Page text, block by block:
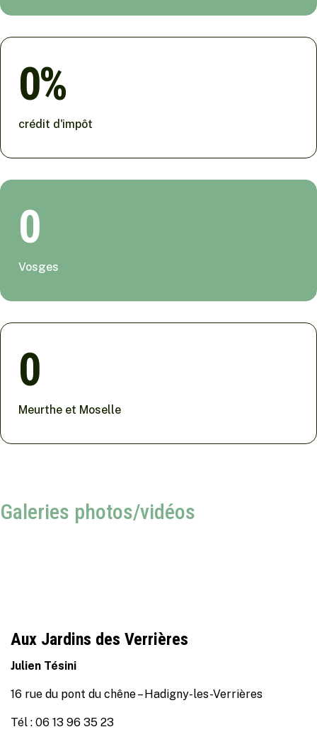
0
crédit d'impôt
0
Vosges
0
Meurthe et Moselle
Galeries photos/vidéos
Aux Jardins des Verrières
Julien Tésini
16 rue du pont du chêne – Hadigny-les-Verrières
Tél : 06 13 96 35 23